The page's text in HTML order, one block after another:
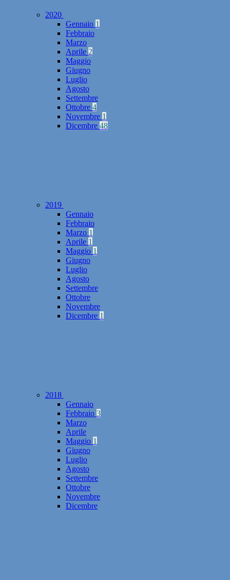
2020
Gennaio 1
Febbraio
Marzo
Aprile 2
Maggio
Giugno
Luglio
Agosto
Settembre
Ottobre 4
Novembre 1
Dicembre 48
2019
Gennaio
Febbraio
Marzo 1
Aprile 1
Maggio 1
Giugno
Luglio
Agosto
Settembre
Ottobre
Novembre
Dicembre 1
2018
Gennaio
Febbraio 3
Marzo
Aprile
Maggio 1
Giugno
Luglio
Agosto
Settembre
Ottobre
Novembre
Dicembre